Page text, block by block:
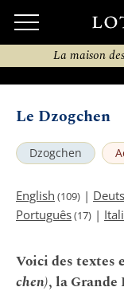
La maison
Le Dzogchen
Dzogchen
English (109) |
Português(17) |
Voici des textes
chen), la Grande